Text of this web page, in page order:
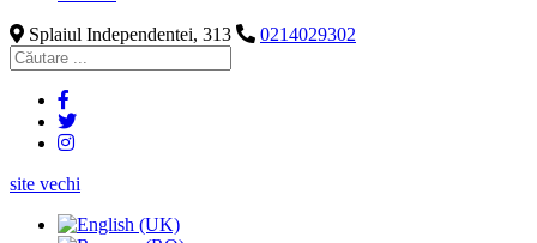
Splaiul Independentei, 313
0214029302
site vechi